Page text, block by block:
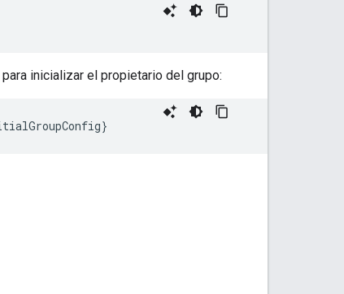
inicializar el propietario del grupo: